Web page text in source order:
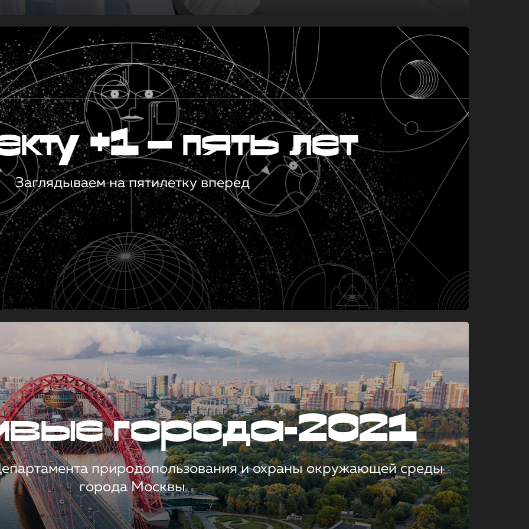
+1 — пять лет
Заглядываем на пятилетку вперед
города-2021
природопользования и охраны окружающей среды
города Москвы